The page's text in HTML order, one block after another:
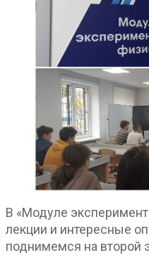
В «Модуле
лекции и интересные
поднимемся на второй